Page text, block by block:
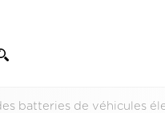
batteries de véhicules